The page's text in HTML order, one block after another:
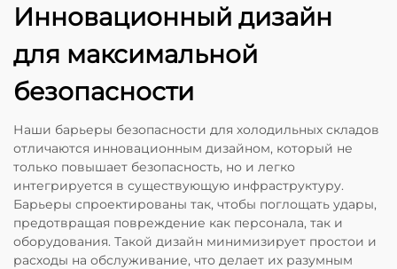
Инновационный дизайн
для максимальной
безопасности
Наши барьеры безопасности для холодильных складов
отличаются инновационным дизайном, который не
только повышает безопасность, но и легко
интегрируется в существующую инфраструктуру.
Барьеры спроектированы так, чтобы поглощать удары,
предотвращая повреждение как персонала, так и
оборудования. Такой дизайн минимизирует простои и
расходы на обслуживание, что делает их разумным